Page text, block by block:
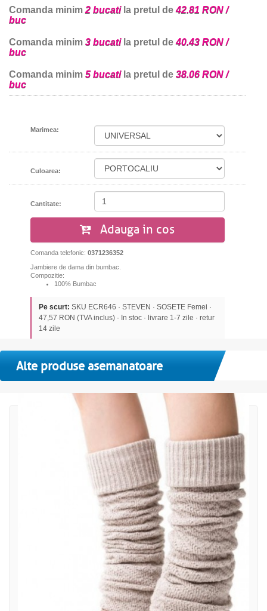
Comanda minim 2 bucatila pretul de42.81 RON /
buc
Comanda minim 3 bucatila pretul de40.43 RON /
buc
Comanda minim 5 bucatila pretul de 38.06 RON /
buc
Marimea:
Culoarea:
Cantitate:
Adauga in cos
Comanda telefonic: 0371236352
Jambiere de dama din bumbac.
Compozitie:
100% Bumbac
Pe scurt: SKU ECR646 · STEVEN · SOSETE Femei ·
47,57 RON (TVA inclus) · In stoc · livrare 1-7 zile · retur
14 zile
Alte produse asemanatoare